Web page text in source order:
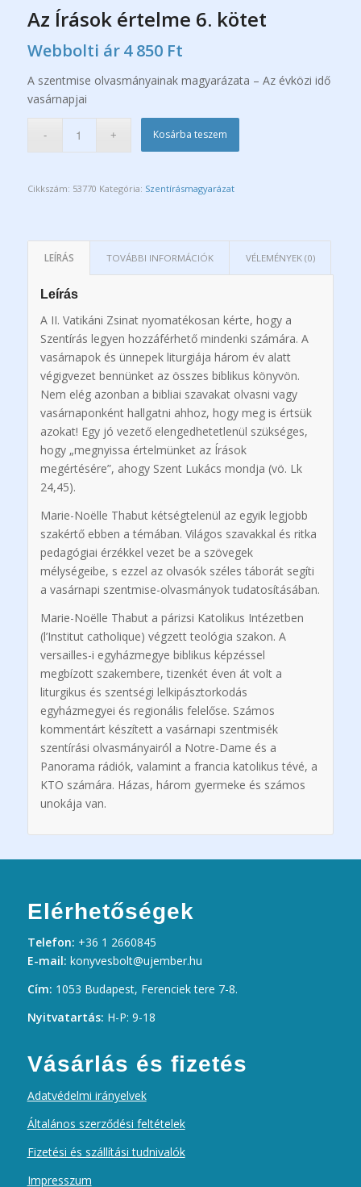
Az Írások értelme 6. kötet
Webbolti ár 4 850 Ft
A szentmise olvasmányainak magyarázata – Az évközi idő
vasárnapjai
Kosárba teszem
Cikkszám: 53770 Kategória: Szentírásmagyarázat
LEÍRÁS TOVÁBBI INFORMÁCIÓK VÉLEMÉNYEK (0)
Leírás
A II. Vatikáni Zsinat nyomatékosan kérte, hogy a
Szentírás legyen hozzáférhető mindenki számára. A
vasárnapok és ünnepek liturgiája három év alatt
végigvezet bennünket az összes biblikus könyvön.
Nem elég azonban a bibliai szavakat olvasni vagy
vasárnaponként hallgatni ahhoz, hogy meg is értsük
azokat! Egy jó vezető elengedhetetlenül szükséges,
hogy „megnyissa értelmünket az Írások
megértésére”, ahogy Szent Lukács mondja (vö. Lk
24,45).
Marie-Noëlle Thabut kétségtelenül az egyik legjobb
szakértő ebben a témában. Világos szavakkal és ritka
pedagógiai érzékkel vezet be a szövegek
mélységeibe, s ezzel az olvasók széles táborát segíti
a vasárnapi szentmise-olvasmányok tudatosításában.
Marie-Noëlle Thabut a párizsi Katolikus Intézetben
(l’Institut catholique) végzett teológia szakon. A
versailles-i egyházmegye biblikus képzéssel
megbízott szakembere, tizenkét éven át volt a
liturgikus és szentségi lelkipásztorkodás
egyházmegyei és regionális felelőse. Számos
kommentárt készített a vasárnapi szentmisék
szentírási olvasmányairól a Notre-Dame és a
Panorama rádiók, valamint a francia katolikus tévé, a
KTO számára. Házas, három gyermeke és számos
unokája van.
Elérhetőségek
Telefon: +36 1 2660845
E-mail: konyvesbolt@ujember.hu
Cím: 1053 Budapest, Ferenciek tere 7-8.
Nyitvatartás: H-P: 9-18
Vásárlás és fizetés
Adatvédelmi irányelvek
Általános szerződési feltételek
Fizetési és szállítási tudnivalók
Impresszum